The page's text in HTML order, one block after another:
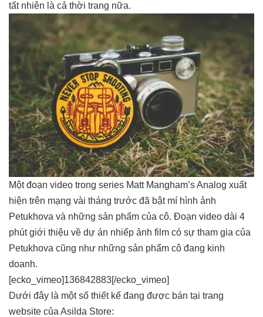
tất nhiên là cả thời trang nữa.
Một đoạn video trong series Matt Mangham’s Analog xuất
hiện trên mạng vài tháng trước đã bật mí hình ảnh
Petukhova và những sản phẩm của cô. Đoạn video dài 4
phút giới thiệu về dự án nhiếp ảnh film có sự tham gia của
Petukhova cũng như những sản phẩm cô đang kinh
doanh.
[ecko_vimeo]136842883[/ecko_vimeo]
Dưới đây là một số thiết kế đang được bán tại trang
website của Asilda Store: